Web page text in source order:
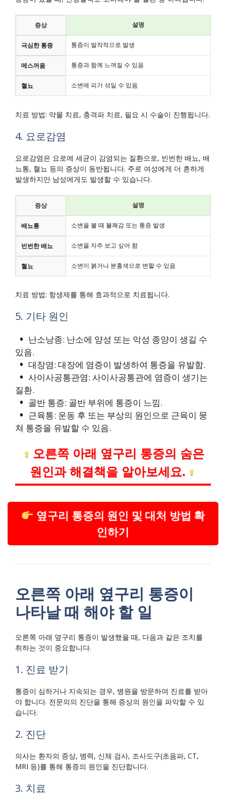
증상 설명
극심한 통증 통증이 발작적으로 발생
메스꺼움 통증과 함께 느껴질 수 있음
혈뇨 소변에 피가 섞일 수 있음
치료 방법: 약물 치료, 충격파 치료, 필요 시 수술이 진행됩니다.
4. 요로감염
요로감염은 요로에 세균이 감염되는 질환으로, 빈번한 배뇨, 배
뇨통, 혈뇨 등의 증상이 동반됩니다. 주로 여성에게 더 흔하게
발생하지만 남성에게도 발생할 수 있습니다.
증상 설명
배뇨통 소변을 볼 때 불쾌감 또는 통증 발생
빈번한 배뇨 소변을 자주 보고 싶어 함
혈뇨 소변이 붉거나 분홍색으로 변할 수 있음
치료 방법: 항생제를 통해 효과적으로 치료됩니다.
5. 기타 원인
난소낭종: 난소에 양성 또는 악성 종양이 생길 수
있음.
대장염: 대장에 염증이 발생하여 통증을 유발함.
사이사공통관염: 사이사공통관에 염증이 생기는
질환.
골반 통증: 골반 부위에 통증이 느낌.
근육통: 운동 후 또는 부상의 원인으로 근육이 뭉
쳐 통증을 유발할 수 있음.
오른쪽 아래 옆구리 통증의 숨은
원인과 해결책을 알아보세요.
옆구리 통증의 원인 및 대처 방법 확
인하기
오른쪽 아래 옆구리 통증이
나타날 때 해야 할 일
오른쪽 아래 옆구리 통증이 발생했을 때, 다음과 같은 조치를
취하는 것이 중요합니다.
1. 진료 받기
통증이 심하거나 지속되는 경우, 병원을 방문하여 진료를 받아
야 합니다. 전문의의 진단을 통해 증상의 원인을 파악할 수 있
습니다.
2. 진단
의사는 환자의 증상, 병력, 신체 검사, 조사도구(초음파, CT,
MRI 등)를 통해 통증의 원인을 진단합니다.
3. 치료